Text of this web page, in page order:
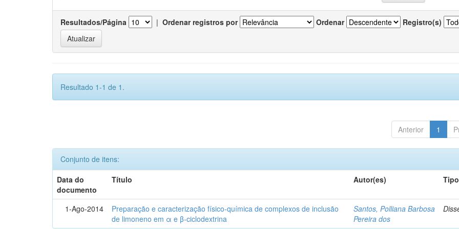
Resultados/Página | Ordenar registros por Ordenar Registro(s)
Resultado 1-1 de 1.
Anterior 1
Conjunto de itens:
Data do
documento
Título Autor(es) Tipo
1-Ago-2014
Preparação e caracterização físico-química de complexos de inclusão
de limoneno em α e β-ciclodextrina
Santos, Polliana Barbosa
Pereira dos